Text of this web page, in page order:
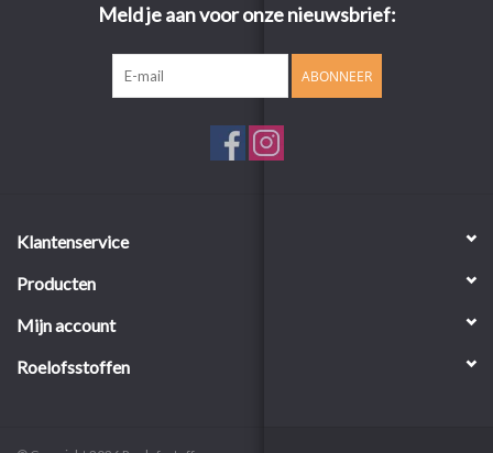
Meld je aan voor onze nieuwsbrief:
ABONNEER
Klantenservice
Producten
Mijn account
Roelofsstoffen